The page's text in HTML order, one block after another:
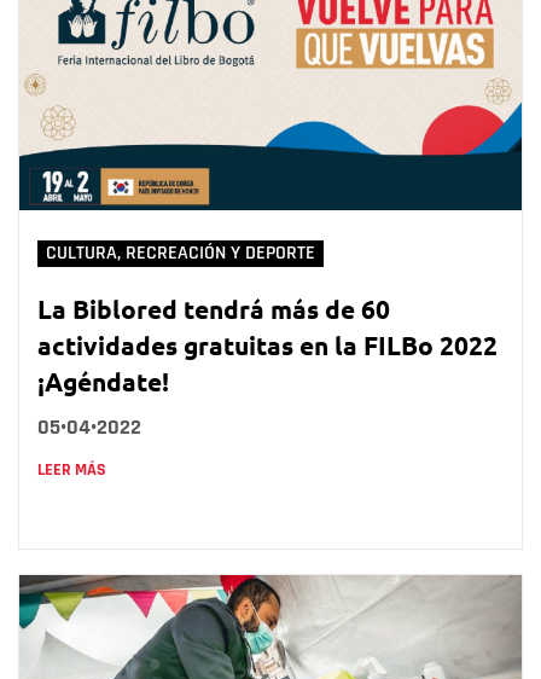
CULTURA, RECREACIÓN Y DEPORTE
La Biblored tendrá más de 60
actividades gratuitas en la FILBo 2022
¡Agéndate!
05•04•2022
LEER MÁS